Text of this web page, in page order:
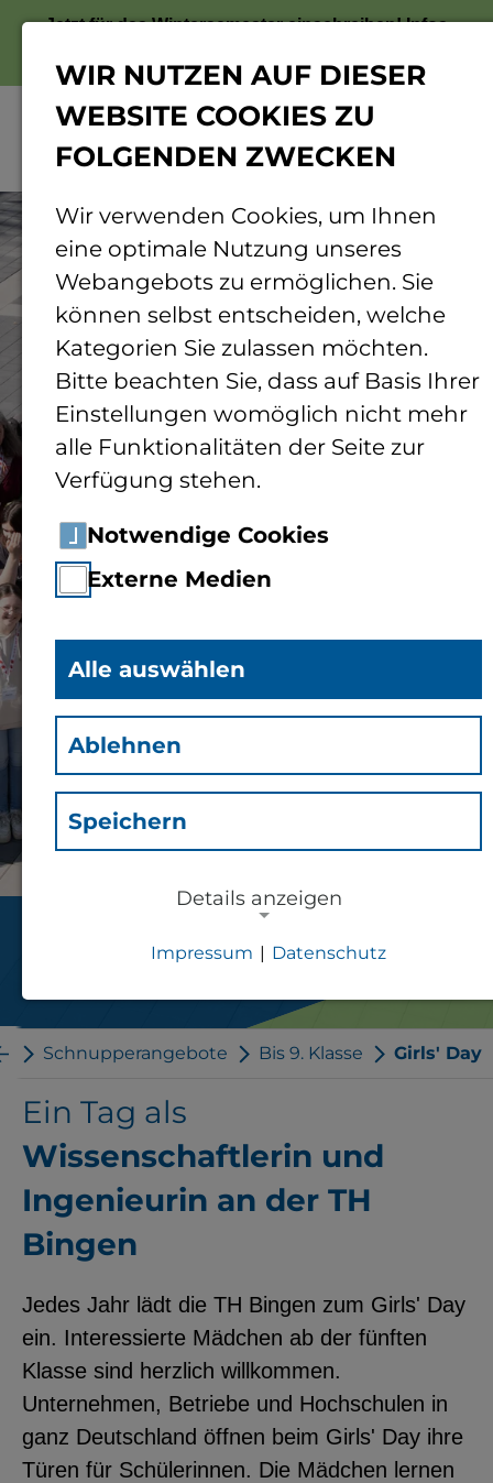
Jetzt für das Wintersemester einschreiben!Infos
Girls´Day
© Prof. Ute Rößner
Schnupperangebote Bis 9. Klasse Girls' Day
Ein Tag als
Wissenschaftlerin und
Ingenieurin an der TH
Bingen
Jedes Jahr lädt die TH Bingen zum Girls' Day
ein. Interessierte Mädchen ab der fünften
Klasse sind herzlich willkommen.
Unternehmen, Betriebe und Hochschulen in
ganz Deutschland öffnen beim Girls' Day ihre
Türen für Schülerinnen. Die Mädchen lernen
WIR NUTZEN AUF DIESER
WEBSITE COOKIES ZU
FOLGENDEN ZWECKEN
Wir verwenden Cookies, um Ihnen
eine optimale Nutzung unseres
Webangebots zu ermöglichen. Sie
können selbst entscheiden, welche
Kategorien Sie zulassen möchten.
Bitte beachten Sie, dass auf Basis Ihrer
Einstellungen womöglich nicht mehr
alle Funktionalitäten der Seite zur
Verfügung stehen.
Notwendige Cookies
Externe Medien
Alle auswählen
Ablehnen
Speichern
Details anzeigen
Notwendige Cookies zur Session-
Verwaltung und für die generelle
notwendig).
EXTERNE MEDIEN
Benutzerdaten durch
Drittanbieter, bspw. über das
Einbinden externer Videos,
Standortdaten oder
Stellenanzeigen.
Impressum | Datenschutz